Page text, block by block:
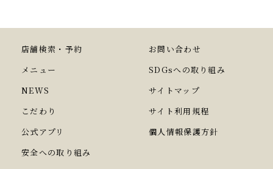
店舗検索・予約
メニュー
NEWS
こだわり
公式アプリ
安全への取り組み
お問い合わせ
SDGsへの取り組み
サイトマップ
サイト利用規程
個人情報保護方針